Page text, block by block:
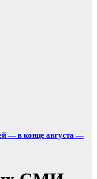
— в конце августа —